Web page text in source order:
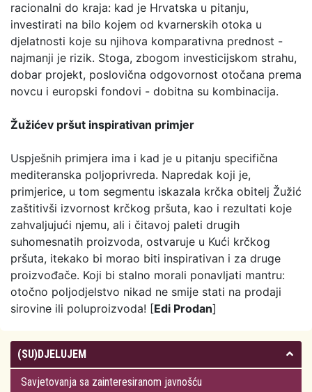
racionalni do kraja: kad je Hrvatska u pitanju,
investirati na bilo kojem od kvarnerskih otoka u
djelatnosti koje su njihova komparativna prednost -
najmanji je rizik. Stoga, zbogom investicijskom strahu,
dobar projekt, poslovična odgovornost otočana prema
novcu i europski fondovi - dobitna su kombinacija.
Žužićev pršut inspirativan primjer
Uspješnih primjera ima i kad je u pitanju specifična
mediteranska poljoprivreda. Napredak koji je,
primjerice, u tom segmentu iskazala krčka obitelj Žužić
zaštitivši izvornost krčkog pršuta, kao i rezultati koje
zahvaljujući njemu, ali i čitavoj paleti drugih
suhomesnatih proizvoda, ostvaruje u Kući krčkog
pršuta, itekako bi morao biti inspirativan i za druge
proizvođače. Koji bi stalno morali ponavljati mantru:
otočno poljodjelstvo nikad ne smije stati na prodaji
sirovine ili poluproizvoda! [Edi Prodan]
(SU)DJELUJEM
Savjetovanja sa zainteresiranom javnošću